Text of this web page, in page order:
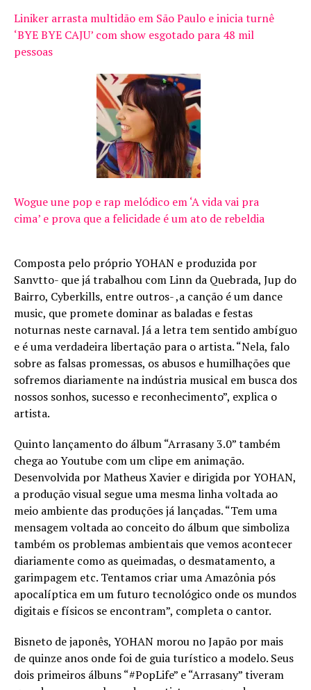
Liniker arrasta multidão em São Paulo e inicia turnê
‘BYE BYE CAJU’ com show esgotado para 48 mil
pessoas
Wogue une pop e rap melódico em ‘A vida vai pra
cima’ e prova que a felicidade é um ato de rebeldia
Composta pelo próprio YOHAN e produzida por
Sanvtto- que já trabalhou com Linn da Quebrada, Jup do
Bairro, Cyberkills, entre outros- ,a canção é um dance
music, que promete dominar as baladas e festas
noturnas neste carnaval. Já a letra tem sentido ambíguo
e é uma verdadeira libertação para o artista. “Nela, falo
sobre as falsas promessas, os abusos e humilhações que
sofremos diariamente na indústria musical em busca dos
nossos sonhos, sucesso e reconhecimento”, explica o
artista.
Quinto lançamento do álbum “Arrasany 3.0” também
chega ao Youtube com um clipe em animação.
Desenvolvida por Matheus Xavier e dirigida por YOHAN,
a produção visual segue uma mesma linha voltada ao
meio ambiente das produções já lançadas. “Tem uma
mensagem voltada ao conceito do álbum que simboliza
também os problemas ambientais que vemos acontecer
diariamente como as queimadas, o desmatamento, a
garimpagem etc. Tentamos criar uma Amazônia pós
apocalíptica em um futuro tecnológico onde os mundos
digitais e físicos se encontram”, completa o cantor.
Bisneto de japonês, YOHAN morou no Japão por mais
de quinze anos onde foi de guia turístico a modelo. Seus
dois primeiros álbuns “#PopLife” e “Arrasany” tiveram